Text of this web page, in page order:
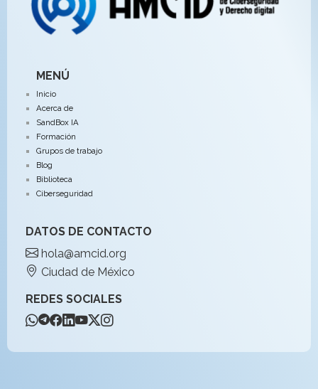
MENÚ
Inicio
Acerca de
SandBox IA
Formación
Grupos de trabajo
Blog
Biblioteca
Ciberseguridad
DATOS DE CONTACTO
hola@amcid.org
Ciudad de México
REDES SOCIALES